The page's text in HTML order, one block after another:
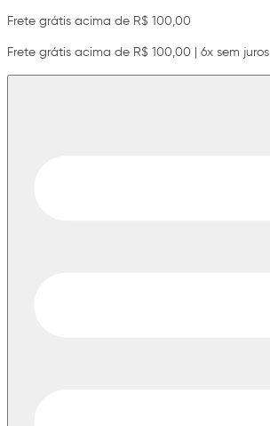
Frete grátis acima de R$ 100,00
Frete grátis acima de R$ 100,00 | 6x sem juros